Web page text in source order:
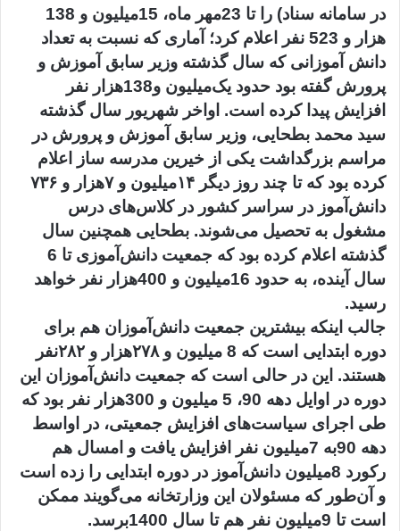
در سامانه سناد) را تا 23‌مهر ماه، 15‌میلیون و 138
هزار و 523 نفر اعلام کرد؛ آماری که نسبت به تعداد
دانش آموزانی که سال گذشته وزیر سابق آموزش و
پرورش گفته بود حدود یک‌میلیون و138‌هزار نفر
افزایش پیدا کرده است. اواخر شهریور سال گذشته
سید محمد بطحایی، وزیر سابق آموزش و پرورش در
مراسم بزرگداشت یکی از خیرین مدرسه ساز اعلام
کرده بود که تا چند روز دیگر ۱۴‌میلیون و ۷‌هزار و ۷۳۶
دانش‌آموز در سراسر کشور در کلاس‌های درس
مشغول به تحصیل می‌شوند. بطحایی همچنین سال
گذشته اعلام کرده بود که جمعیت دانش‌آموزی تا 6
سال آینده، به حدود 16‌میلیون و 400‌هزار نفر خواهد
رسید.
جالب اینکه بیشترین جمعیت دانش‌آموزان هم برای
دوره ابتدایی است که 8 میلیون و ۲۷۸هزار و ۲۸۲نفر
هستند. این در حالی است که جمعیت دانش‌آموزان این
دوره در اوایل دهه 90، 5 میلیون و 300هزار نفر بود که
طی اجرای سیاست‌های افزایش جمعیتی، در اواسط
دهه 90به 7میلیون نفر افزایش یافت و امسال هم
رکورد 8میلیون دانش‌آموز در دوره ابتدایی را زده است
و آن‌طور که مسئولان این وزارتخانه می‌گویند ممکن
است تا 9میلیون نفر هم تا سال 1400برسد.